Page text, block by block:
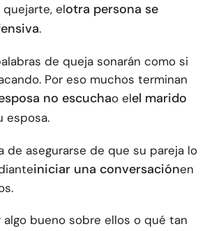
elotra persona se
.
de queja sonarán como si
Por eso muchos terminan
no escuchao elel marido
esposa.
de asegurarse de que su pareja lo
iniciar una conversaciónen
algo bueno sobre ellos o qué tan